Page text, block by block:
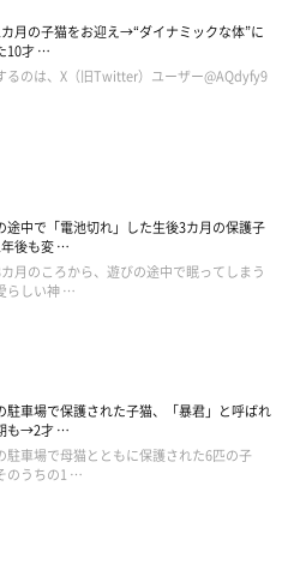
くちゃん。飼い主さんの
をめぐる2匹の可愛いやりとり
サイズ違いで、りんくんのベッド
みると…なんか違う〜逆だ〜！
ベッドを、ぷくちゃんはりんくん
でした。
月の子猫をお迎え→“ダイナミックな体”に
10才 …
るのは、X（旧Twitter）ユーザー@AQdyfy9
途中で「電池切れ」した生後3カ月の保護子
後も変 …
月のころから、遊びの途中で眠ってしまう
らしい神 …
駐車場で保護された子猫、「暴君」と呼ばれ
も→2才 …
駐車場で母猫とともに保護された6匹の子
のうちの1 …